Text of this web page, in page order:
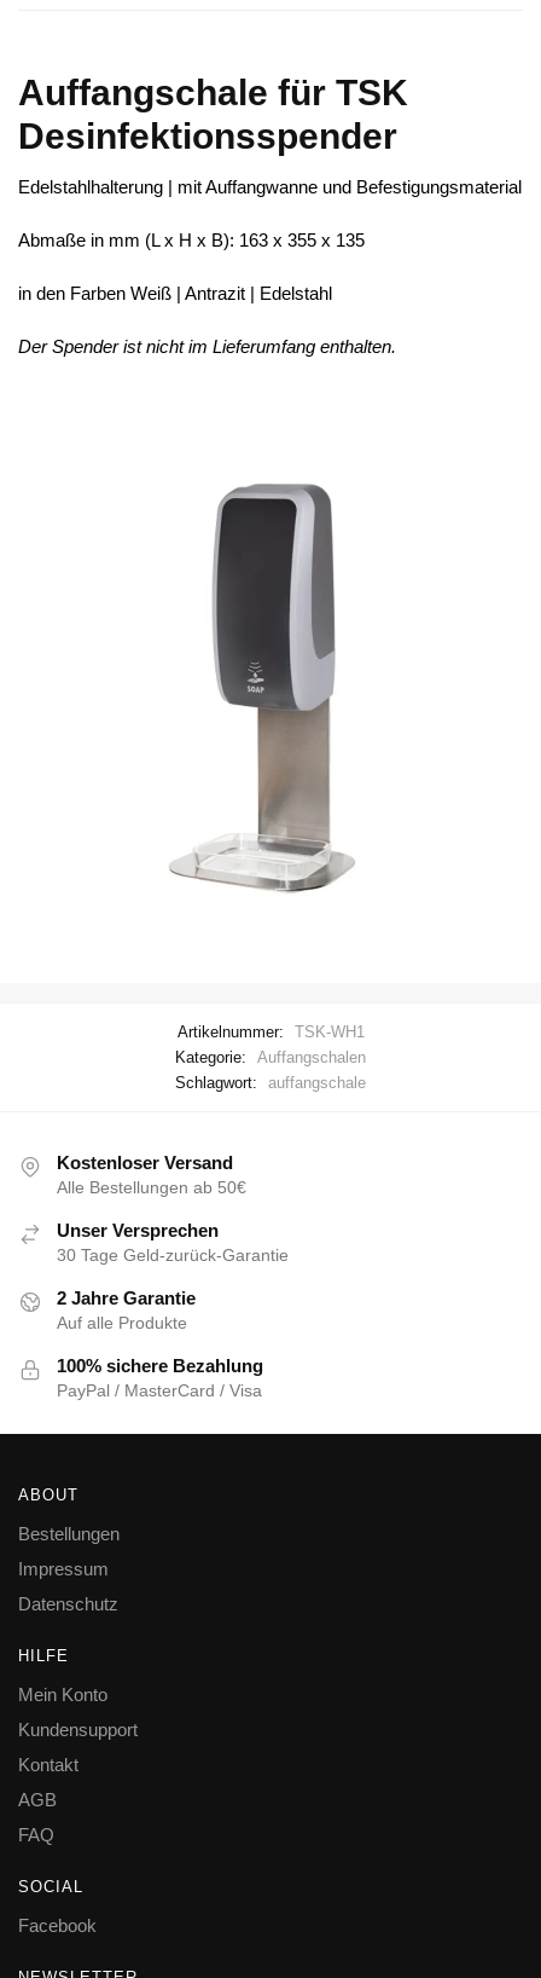
Auffangschale für TSK
Desinfektionsspender
Edelstahlhalterung | mit Auffangwanne und Befestigungsmaterial
Abmaße in mm (L x H x B): 163 x 355 x 135
in den Farben Weiß | Antrazit | Edelstahl
Der Spender ist nicht im Lieferumfang enthalten.
Artikelnummer:
TSK-WH1
Kategorie:
Auffangschalen
Schlagwort:
auffangschale
Kostenloser Versand
Alle Bestellungen ab 50€
Unser Versprechen
30 Tage Geld-zurück-Garantie
2 Jahre Garantie
Auf alle Produkte
100% sichere Bezahlung
PayPal / MasterCard / Visa
ABOUT
Bestellungen
Impressum
Datenschutz
HILFE
Mein Konto
Kundensupport
Kontakt
AGB
FAQ
SOCIAL
Facebook